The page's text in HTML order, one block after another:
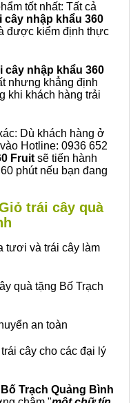
tốt nhất: Tất cả
cây nhập khẩu 360
được kiểm định thực
cây nhập khẩu 360
nhưng khẳng định
khi khách hàng trải
Dù khách hàng ở
Hotline: 0936 652
Fruit sẽ tiến hành
phút nếu bạn đang
trái cây quà
tươi và trái cây làm
quà tặng Bố Trạch
an toàn
cây cho các đại lý
Trạch Quảng Bình